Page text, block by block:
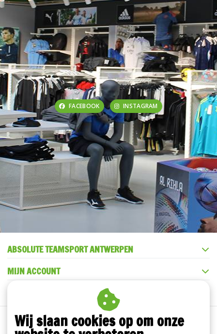
FACEBOOK INSTAGRAM
ABSOLUTE TEAMSPORT ANTWERPEN
MIJN ACCOUNT
Wij slaan cookies op om onze